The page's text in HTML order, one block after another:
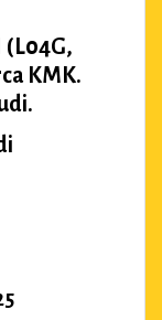
(L04G,
KMK.